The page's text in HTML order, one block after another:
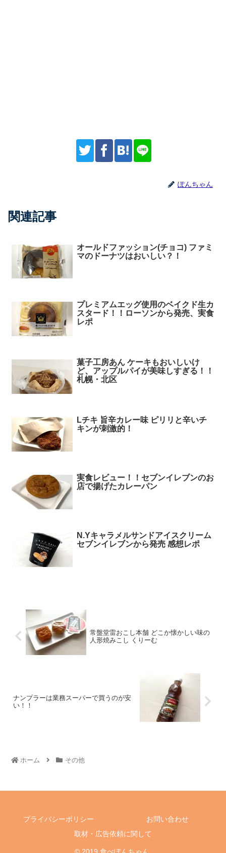
ぽんちゃん
関連記事
オールドファッション(チョコ) ファミ
マのドーナツはおいしい？！
プレミアムエッグ使用のベイクド生カ
スタード！！ローソンから発売、実食
レポ
菓子工房あん ケーキもおいしいけ
ど、アップルパイが美味しすぎる！！
札幌・北区
Lチキ 旨辛カレー味 ピリリと辛いチ
キンが刺激的！
実食レビュー！！セブンイレブンのお
店で揚げたカレーパン
N.Yキャラメルサンドアイスクリーム
セブンイレブンから発売 感想レポ
常盤堂雷おこし本舗 どこか懐かしい味の
人形焼みこし くりーむ
ナンプラーは業務スーパーで買うのが安
い！！
ホーム その他
プライバシーポリシー
お問い合わせ
取材・広告依頼に関して